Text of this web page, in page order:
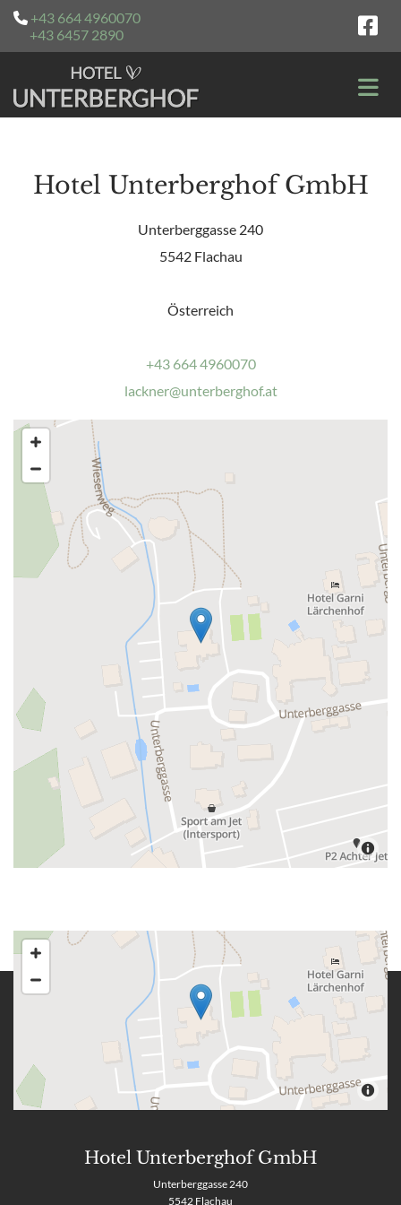
 +43 664 4960070
+43 6457 2890
Hotel Unterberghof GmbH
Unterberggasse 240
5542 Flachau
Österreich
+43 664 4960070
lackner@unterberghof.at
Hotel Unterberghof GmbH
Unterberggasse 240
5542 Flachau